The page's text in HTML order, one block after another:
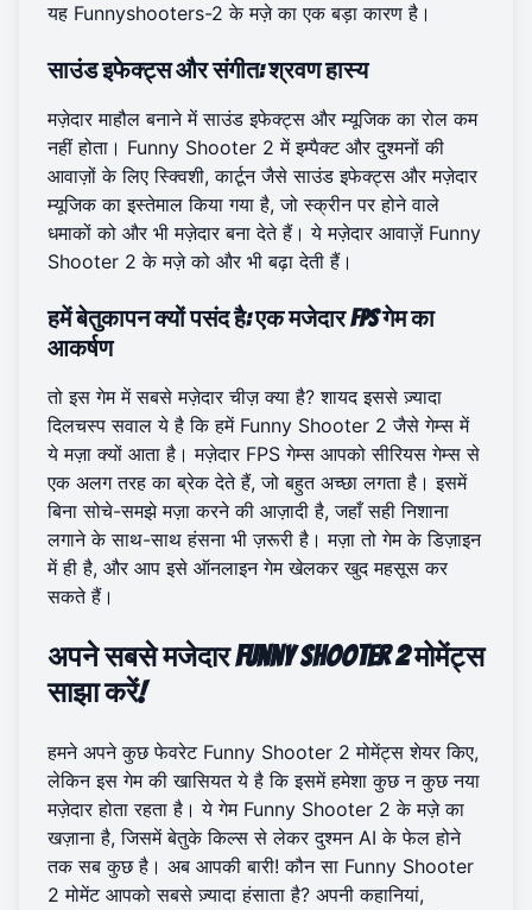
यह Funnyshooters-2 के मज़े का एक बड़ा कारण है।
साउंड इफेक्ट्स और संगीत: श्रवण हास्य
मज़ेदार माहौल बनाने में साउंड इफेक्ट्स और म्यूजिक का रोल कम
नहीं होता। Funny Shooter 2 में इम्पैक्ट और दुश्मनों की
आवाज़ों के लिए स्क्विशी, कार्टून जैसे साउंड इफेक्ट्स और मज़ेदार
म्यूजिक का इस्तेमाल किया गया है, जो स्क्रीन पर होने वाले
धमाकों को और भी मज़ेदार बना देते हैं। ये मज़ेदार आवाज़ें Funny
Shooter 2 के मज़े को और भी बढ़ा देती हैं।
हमें बेतुकापन क्यों पसंद है: एक मजेदार FPS गेम का
आकर्षण
तो इस गेम में सबसे मज़ेदार चीज़ क्या है? शायद इससे ज़्यादा
दिलचस्प सवाल ये है कि हमें Funny Shooter 2 जैसे गेम्स में
ये मज़ा क्यों आता है। मज़ेदार FPS गेम्स आपको सीरियस गेम्स से
एक अलग तरह का ब्रेक देते हैं, जो बहुत अच्छा लगता है। इसमें
बिना सोचे-समझे मज़ा करने की आज़ादी है, जहाँ सही निशाना
लगाने के साथ-साथ हंसना भी ज़रूरी है। मज़ा तो गेम के डिज़ाइन
में ही है, और आप इसे ऑनलाइन गेम खेलकर खुद महसूस कर
सकते हैं।
अपने सबसे मजेदार Funny Shooter 2 मोमेंट्स
साझा करें!
हमने अपने कुछ फेवरेट Funny Shooter 2 मोमेंट्स शेयर किए,
लेकिन इस गेम की खासियत ये है कि इसमें हमेशा कुछ न कुछ नया
मज़ेदार होता रहता है। ये गेम Funny Shooter 2 के मज़े का
खज़ाना है, जिसमें बेतुके किल्स से लेकर दुश्मन AI के फेल होने
तक सब कुछ है। अब आपकी बारी! कौन सा Funny Shooter
2 मोमेंट आपको सबसे ज़्यादा हंसाता है? अपनी कहानियां,